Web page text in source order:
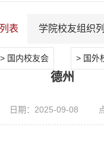
表 学院校友组织
> 国内校友会 > 国外
德州
日期：2025-09-08